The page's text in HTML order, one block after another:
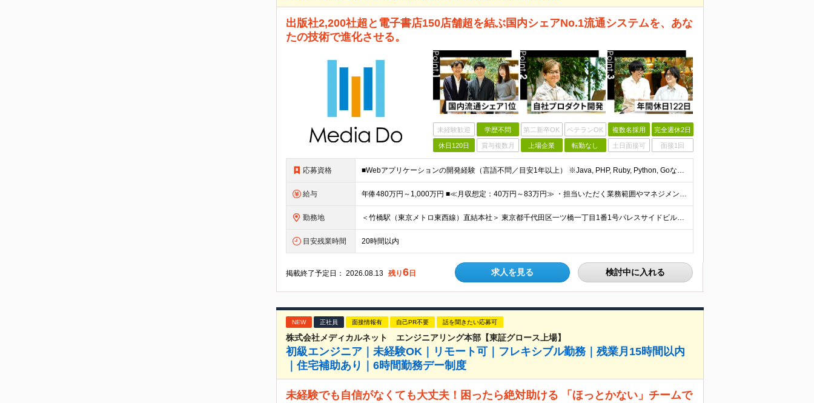
出版社2,200社超と電子書店150店舗超を結ぶ国内シェアNo.1流通システムを、あな
たの技術で進化させる。
未経験歓迎 学歴不問 第二新卒OK ベテランOK 複数名採用 完全週休2日
休日120日 賞与複数月 上場企業 転勤なし 土日面接可 面接1回
応募資格 ■Webアプリケーションの開発経験（言語不問／目安1年以上） ※Java, PHP, Ruby, Python, Goなど、いずれかの言語でWEB開発経験があればOKです。 ■学歴不問 □複数名採用
給与 年俸480万円～1,000万円 ■≪月収想定：40万円～83万円≫ ・担当いただく業務範囲やマネジメントの有無など、役割に応じて決定します ・年俸額を12分割し、毎月支給します ・試用期間3カ月あり
勤務地 ＜竹橋駅（東京メトロ東西線）直結本社＞ 東京都千代田区一ツ橋一丁目1番1号パレスサイドビル5F・8F （変更の範囲）上記を除く当社関連勤務地
目安残業時間 20時間以内
掲載終了予定日：2026.08.13 残り6 日 求人を見る 検討中に入れる
NEW 正社員 面接情報有 自己PR不要 話を聞きたい応募可
株式会社メディカルネット エンジニアリング本部【東証グロース上場】
初級エンジニア｜未経験OK｜リモート可｜フレキシブル勤務｜残業月15時間以内
｜住宅補助あり｜6時間勤務デー制度
未経験でも自信がなくても大丈夫！困ったら絶対助ける 「ほっとかない」チームで